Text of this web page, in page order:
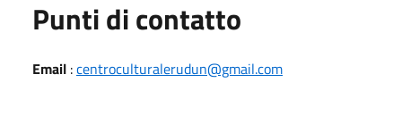
Punti di contatto
Email :centroculturalerudun@gmail.com